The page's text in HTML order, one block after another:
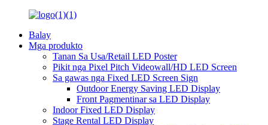
Balay
Mga produkto
Tanan Sa Usa/Retail LED Poster
Pikit nga Pixel Pitch Videowall/HD LED Screen
Sa gawas nga Fixed LED Screen Sign
Outdoor Energy Saving LED Display
Front Pagmentinar sa LED Display
Indoor Fixed LED Display
Stage Rental LED Display